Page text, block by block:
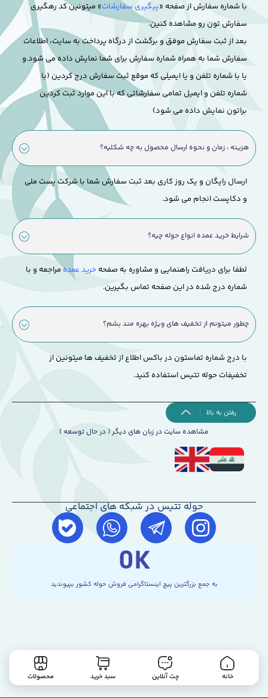
با شماره سفارش از صفحه «پیگیری سفارشات» میتونین کد رهگیری
سفارش تون رو مشاهده کنین.
بعد از ثبت سفارش موفق و برگشت از درگاه پرداخت به سایت، اطلاعات
سفارش شما به همراه شماره سفارش برای شما نمایش داده می شود.و
یا با شماره تلفن و یا ایمیلی که موقع ثبت سفارش درج کردین (با
شماره تلفن و ایمیل تمامی سفارشاتی که با این موارد ثبت کردین
براتون نمایش داده می شود)
هزینه ، زمان و نحوه ارسال محصول به چه شکلیه؟
ارسال رایگان و یک روز کاری بعد ثبت سفارش شما با شرکت پست ملی
و دکاپست انجام می شود.
شرایط خرید عمده انواع حوله چیه؟
لطفا برای دریافت راهنمایی و مشاوره به صفحه خرید عمدهمراجعه و با
شماره درج شده در این صفحه تماس بگیرین.
چطور میتونم از تخفیف های ویژه بهره مند بشم؟
با درج شماره تماستون در باکس اطلاع از تخفیف ها میتونین از
تخفیفات حوله تتیس استفاده کنید.
رفتن به بالا
مشاهده سایت در زبان های دیگر ( در حال توسعه )
حوله تتیس در شبکه های اجتماعی
به جمع بزرگترین پیچ اینستاگرامی فروش حوله کشور بپیوندید
K
0
خانه چت آنلاین سبد خرید محصولات